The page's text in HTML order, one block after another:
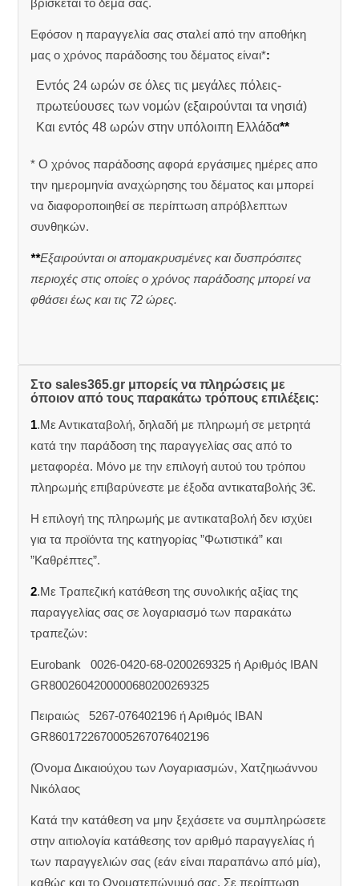
Εφόσον η παραγγελία σας σταλεί από την αποθήκη
μας ο χρόνος παράδοσης του δέματος είναι*:
Εντός 24 ωρών σε όλες τις μεγάλες πόλεις-
πρωτεύουσες των νομών (εξαιρούνται τα νησιά)
Και εντός 48 ωρών στην υπόλοιπη Ελλάδα**
* Ο χρόνος παράδοσης αφορά εργάσιμες ημέρες απο
την ημερομηνία αναχώρησης του δέματος και μπορεί
να διαφοροποιηθεί σε περίπτωση απρόβλεπτων
συνθηκών.
**Εξαιρούνται οι απομακρυσμένες και δυσπρόσιτες
περιοχές στις οποίες ο χρόνος παράδοσης μπορεί να
φθάσει έως και τις 72 ώρες.
Στο sales365.gr μπορείς να πληρώσεις με
όποιον από τους παρακάτω τρόπους επιλέξεις:
1.Με Αντικαταβολή, δηλαδή με πληρωμή σε μετρητά
κατά την παράδοση της παραγγελίας σας από το
μεταφορέα. Μόνο με την επιλογή αυτού του τρόπου
πληρωμής επιβαρύνεστε με έξοδα αντικαταβολής 3€.
Η επιλογή της πληρωμής με αντικαταβολή δεν ισχύει
για τα προϊόντα της κατηγορίας ”Φωτιστικά” και
”Καθρέπτες”.
2.Με Τραπεζική κατάθεση της συνολικής αξίας της
παραγγελίας σας σε λογαριασμό των παρακάτω
τραπεζών:
Eurobank 0026-0420-68-0200269325 ή Aριθμός IBAN
GR8002604200000680200269325
Πειραιώς 5267-076402196 ή Αριθμός IBAN
GR8601722670005267076402196
(Όνομα Δικαιούχου των Λογαριασμών, Χατζηιωάννου
Νικόλαος
Κατά την κατάθεση να μην ξεχάσετε να συμπληρώσετε
στην αιτιολογία κατάθεσης τον αριθμό παραγγελίας ή
των παραγγελιών σας (εάν είναι παραπάνω από μία),
καθώς και το Ονοματεπώνυμό σας. Σε περίπτωση